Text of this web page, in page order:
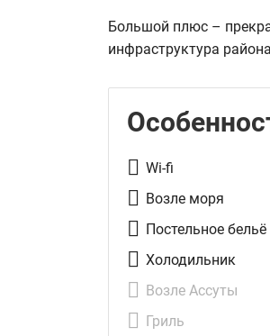
Большой плюс –
инфраструктура
Wi-fi
Возле моря
Постельное бельё
Холодильник
Возле Ассуты
Гриль